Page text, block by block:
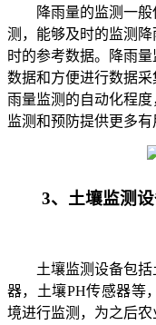
降雨量的监测一般
测，能够及时的监测
时的参考数据。降雨
数据和方便进行数据
雨量监测的自动化程
监测和预防提供更多有
3、土壤监测
土壤监测设备包括
器，土壤PH传感器等
境进行监测，为之后